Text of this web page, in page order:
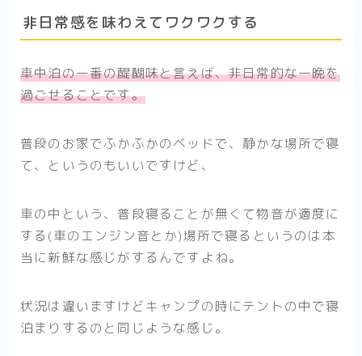
非日常感を味わえてワクワクする
車中泊の一番の醍醐味と言えば、非日常的な一晩を
過ごせることです。
普段のお家でふかふかのベッドで、静かな場所で寝
て、というのもいいですけど、
車の中という、普段寝ることが無くて物音が適度に
する(車のエンジン音とか)場所で寝るというのは本
当に新鮮な感じがするんですよね。
状況は違いますけどキャンプの時にテントの中で寝
泊まりするのと同じような感じ。